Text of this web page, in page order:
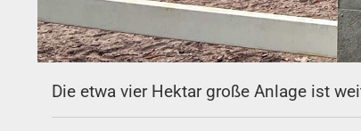
Die etwa vier Hektar große Anlage ist